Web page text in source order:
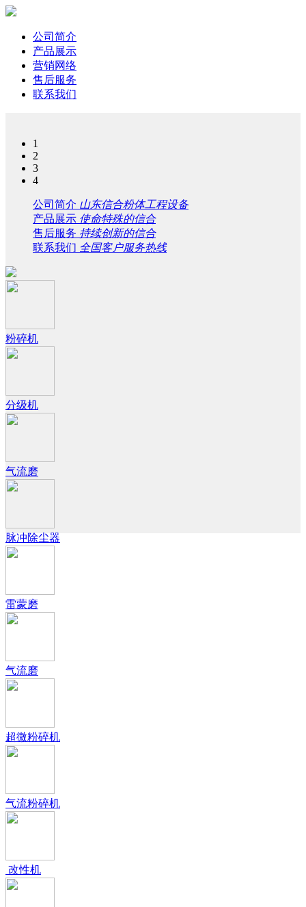
公司简介
产品展示
营销网络
售后服务
联系我们
1
2
3
4
公司简介 山东信合粉体工程设备
产品展示 使命特殊的信合
售后服务 持续创新的信合
联系我们 全国客户服务热线
粉碎机
分级机
气流磨
脉冲除尘器
雷蒙磨
气流磨
超微粉碎机
气流粉碎机
改性机